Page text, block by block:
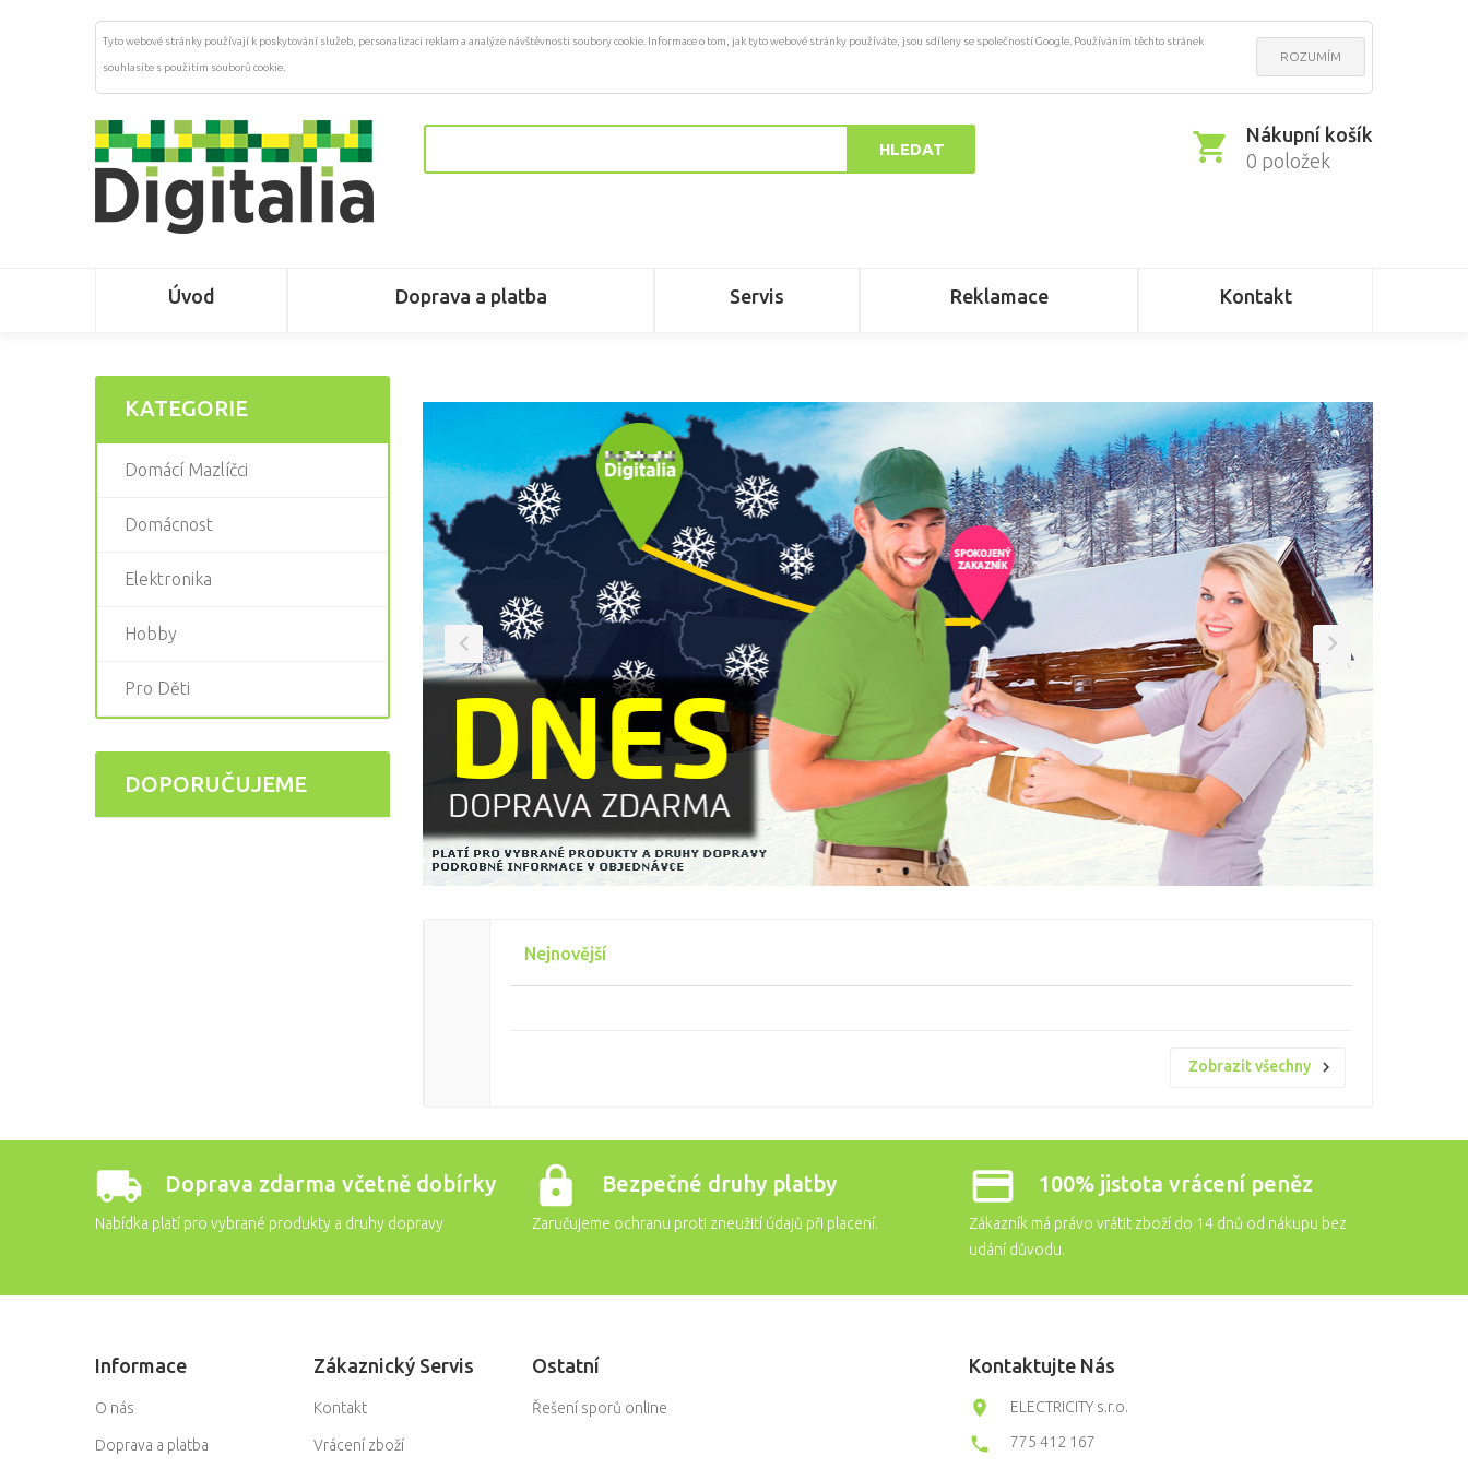
ROZUMÍM
Tyto webové stránky používají k poskytování služeb, personalizaci reklam a analýze návštěvnosti soubory cookie. Informace o tom, jak tyto webové stránky používáte, jsou sdíleny se společností Google. Používáním těchto stránek
souhlasíte s použitím souborů cookie.
HLEDAT
Nákupní košík
0 položek
Úvod Doprava a platba Servis Reklamace Kontakt
KATEGORIE
Domácí Mazlíčci
Domácnost
Elektronika
Hobby
Pro Děti
DOPORUČUJEME
Nejnovější
Zobrazit všechny
Doprava zdarma včetně dobírky
Nabídka platí pro vybrané produkty a druhy dopravy
Bezpečné druhy platby
Zaručujeme ochranu proti zneužití údajů při placení.
100% jistota vrácení peněz
Zákazník má právo vrátit zboží do 14 dnů od nákupu bez
udání důvodu.
Informace
O nás
Doprava a platba
Zákaznický Servis
Kontakt
Vrácení zboží
Ostatní
Řešení sporů online
Kontaktujte Nás
ELECTRICITY s.r.o.
775 412 167